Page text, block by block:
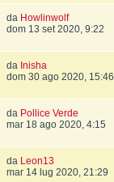
da Howlinwolf
dom 13 set 2020, 9:22
da Inisha
dom 30 ago 2020, 15:46
da Pollice Verde
mar 18 ago 2020, 4:15
da Leon13
mar 14 lug 2020, 21:29